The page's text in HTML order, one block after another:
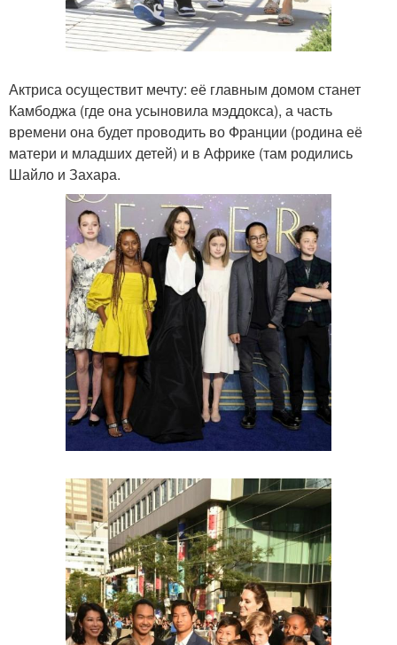
Актриса осуществит мечту: её главным домом станет
Камбоджа (где она усыновила мэддокса), а часть
времени она будет проводить во Франции (родина её
матери и младших детей) и в Африке (там родились
Шайло и Захара.